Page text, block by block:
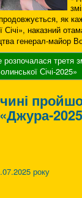
як
наказний
генерал-майор
третя
Січі-2025»
року